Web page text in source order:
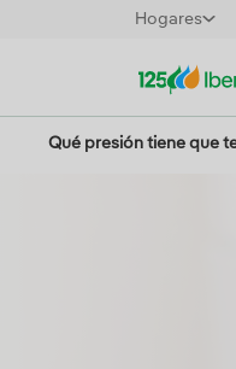
Hogares
Qué presión tiene que